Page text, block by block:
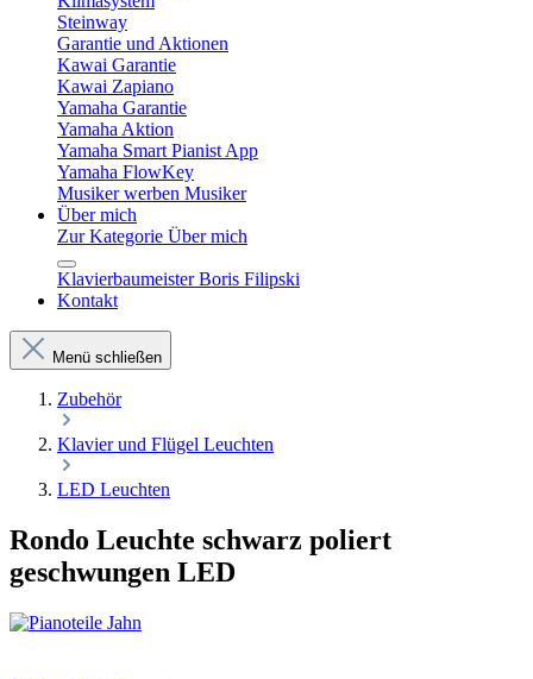
Steinway
Garantie und Aktionen
Kawai Garantie
Kawai Zapiano
Yamaha Garantie
Yamaha Aktion
Yamaha Smart Pianist App
Yamaha FlowKey
Musiker werben Musiker
Über mich
Zur Kategorie Über mich
Klavierbaumeister Boris Filipski
Kontakt
Menü schließen
Zubehör
Klavier und Flügel Leuchten
LED Leuchten
Rondo Leuchte schwarz poliert
geschwungen LED